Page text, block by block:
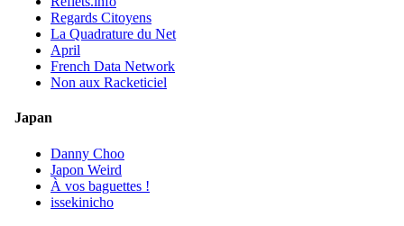
Regards Citoyens
La Quadrature du Net
April
French Data Network
Non aux Racketiciel
Japan
Danny Choo
Japon Weird
À vos baguettes !
issekinicho